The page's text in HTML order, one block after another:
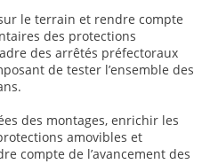
le terrain et rendre compte
des protections
des arrêtés préfectoraux
de tester l’ensemble des
des montages, enrichir les
amovibles et
compte de l’avancement des